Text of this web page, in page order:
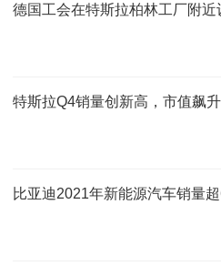
德国工会在特斯拉柏林工厂附近
特斯拉Q4销量创新高，市值飙
比亚迪2021年新能源汽车销量